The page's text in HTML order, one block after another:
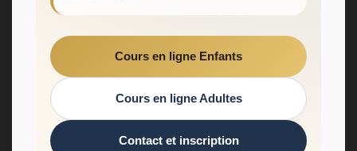
Cours en ligne Enfants
Cours en ligne Adultes
Contact et inscription